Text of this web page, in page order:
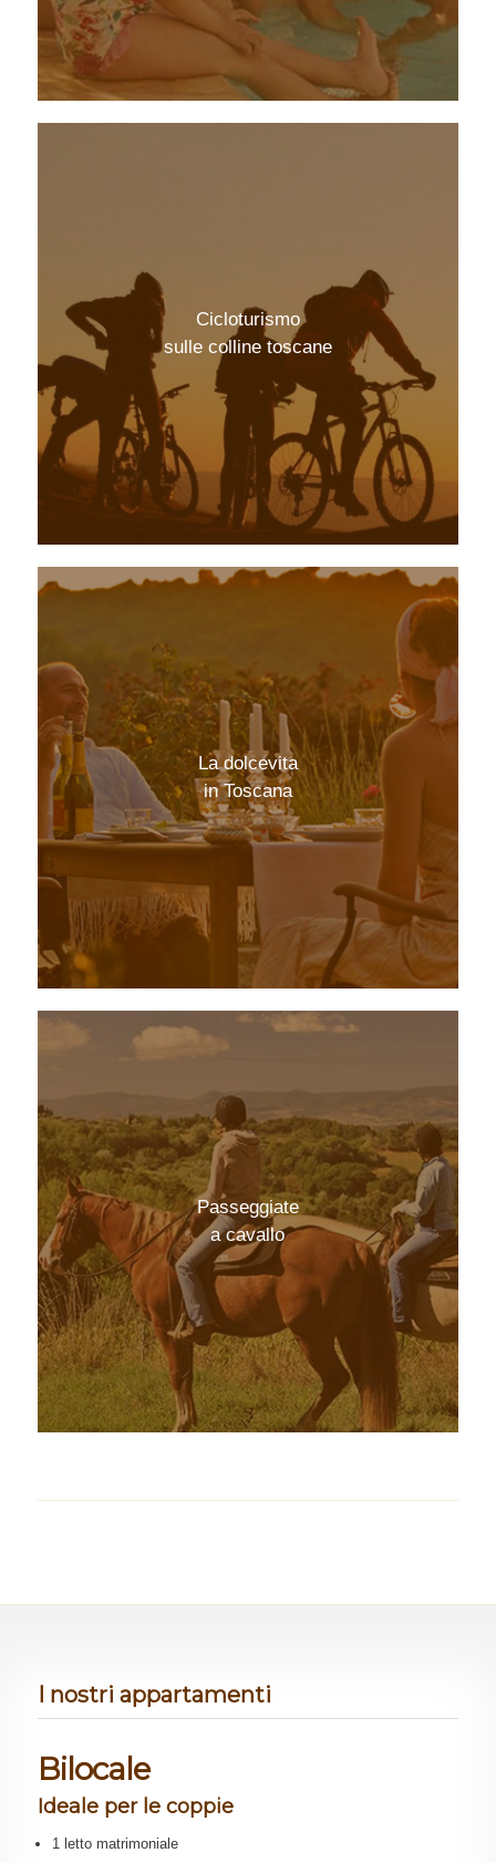
Cicloturismo
sulle colline toscane
La dolcevita
in Toscana
Passeggiate
a cavallo
I nostri appartamenti
Bilocale
Ideale per le coppie
1 letto matrimoniale